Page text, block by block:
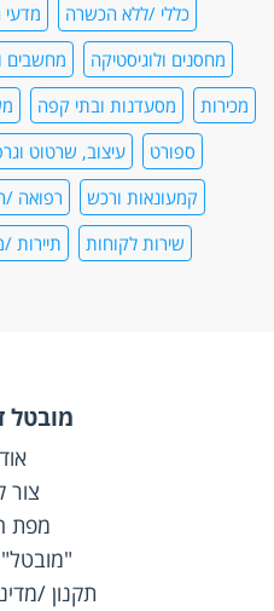
כללי /ללא הכשרה
מחסנים ולוגיסטיקה
מחשבים
מכירות
מסעדנות ובתי קפה
ספורט
עיצוב, שרטוט
קמעונאות ורכש
רפואה /
שירות לקוחות
תיירות
מובטל
צור
מפת
תקנון /